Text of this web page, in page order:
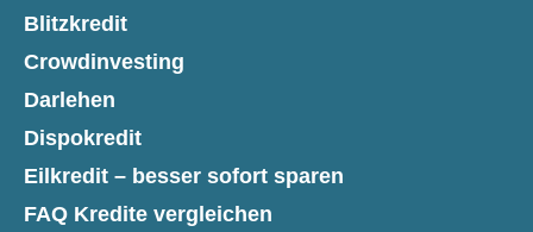
Blitzkredit
Crowdinvesting
Darlehen
Dispokredit
Eilkredit – besser sofort sparen
FAQ Kredite vergleichen